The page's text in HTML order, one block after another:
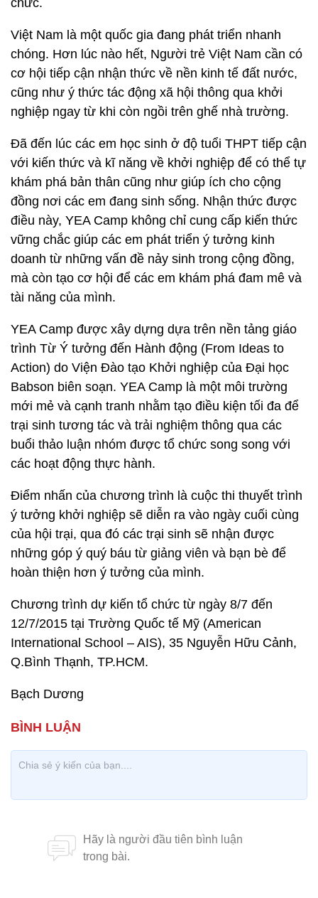
chức.
Việt Nam là một quốc gia đang phát triển nhanh
chóng. Hơn lúc nào hết, Người trẻ Việt Nam cần có
cơ hội tiếp cận nhận thức về nền kinh tế đất nước,
cũng như ý thức tác động xã hội thông qua khởi
nghiệp ngay từ khi còn ngồi trên ghế nhà trường.
Đã đến lúc các em học sinh ở độ tuổi THPT tiếp cận
với kiến thức và kĩ năng về khởi nghiệp để có thể tự
khám phá bản thân cũng như giúp ích cho cộng
đồng nơi các em đang sinh sống. Nhận thức được
điều này, YEA Camp không chỉ cung cấp kiến thức
vững chắc giúp các em phát triển ý tưởng kinh
doanh từ những vấn đề nảy sinh trong cộng đồng,
mà còn tạo cơ hội để các em khám phá đam mê và
tài năng của mình.
YEA Camp được xây dựng dựa trên nền tảng giáo
trình Từ Ý tưởng đến Hành động (From Ideas to
Action) do Viện Đào tạo Khởi nghiệp của Đại học
Babson biên soạn. YEA Camp là một môi trường
mới mẻ và cạnh tranh nhằm tạo điều kiện tối đa để
trại sinh tương tác và trải nghiệm thông qua các
buổi thảo luận nhóm được tổ chức song song với
các hoạt động thực hành.
Điểm nhấn của chương trình là cuộc thi thuyết trình
ý tưởng khởi nghiệp sẽ diễn ra vào ngày cuối cùng
của hội trại, qua đó các trại sinh sẽ nhận được
những góp ý quý báu từ giảng viên và bạn bè để
hoàn thiện hơn ý tưởng của mình.
Chương trình dự kiến tổ chức từ ngày 8/7 đến
12/7/2015 tại Trường Quốc tế Mỹ (American
International School – AIS), 35 Nguyễn Hữu Cảnh,
Q.Bình Thạnh, TP.HCM.
Bạch Dương